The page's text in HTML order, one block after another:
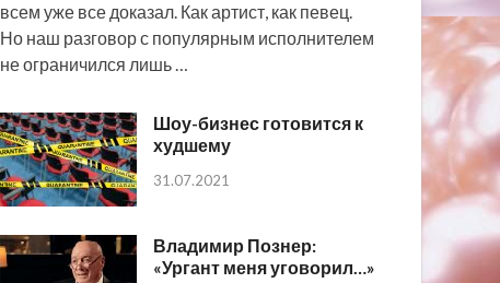
всем уже все доказал. Как артист, как певец.
Но наш разговор с популярным исполнителем
не ограничился лишь …
Шоу-бизнес готовится к
худшему
31.07.2021
Владимир Познер:
«Ургант меня уговорил…»